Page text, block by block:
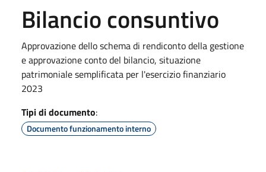
Bilancio consuntivo
Approvazione dello schema di rendiconto della gestione
e approvazione conto del bilancio, situazione
patrimoniale semplificata per l'esercizio finanziario
2023
Tipi di documento:
Documento funzionamento interno